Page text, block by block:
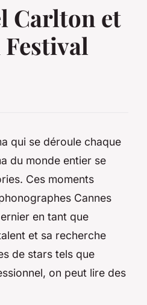
Carlton et
qui se déroule chaque
du monde entier se
Ces moments
Cannes
en tant que
et sa recherche
de stars tels que
on peut lire des